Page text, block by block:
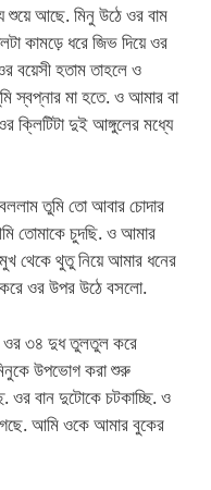
আছে. মিনু উঠে ওর বাম
কামড়ে ধরে জিভ দিয়ে ওর
বয়েসী হতাম তাহলে ও
স্বপ্নার মা হতে. ও আমার বা
ক্লিটিটা দুই আঙ্গুলের মধ্যে
তুমি তো আবার চোদার
তোমাকে চুদছি. ও আমার
থেকে থুতু নিয়ে আমার ধনের
করে ওর উপর উঠে বসলো.
ওর ৩৪ দুধ তুলতুল করে
উপভোগ করা শুরু
ওর বান দুটোকে চটকাচ্ছি. ও
গেছে. আমি ওকে আমার বুকের